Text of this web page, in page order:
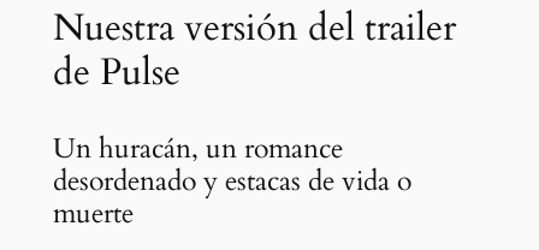
Nuestra versión del trailer
de Pulse
Un huracán, un romance
desordenado y estacas de vida o
muerte